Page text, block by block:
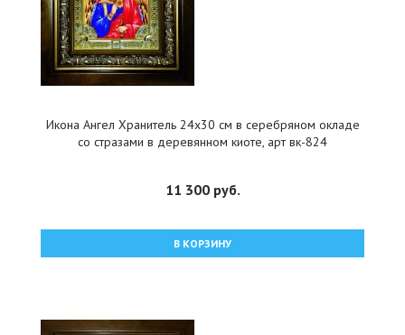
Икона Ангел Хранитель 24x30 см в серебряном окладе
со стразами в деревянном киоте, арт вк-824
11 300 руб.
В КОРЗИНУ